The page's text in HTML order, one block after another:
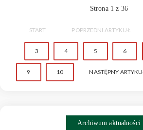
Strona 1 z 36
START POPRZEDNI ARTYKUŁ
3 4 5 6
9 10 NASTĘPNY
Archiwum aktualności